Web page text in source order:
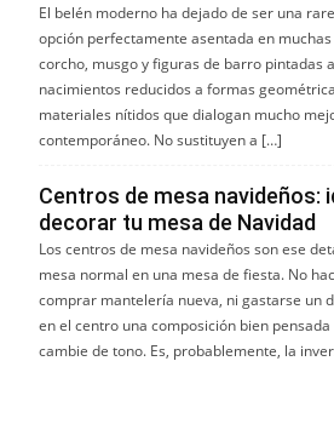
El belén moderno ha dejado de ser una
opción perfectamente asentada en
corcho, musgo y figuras de barro pintadas
nacimientos reducidos a formas
materiales nítidos que dialogan mucho
contemporáneo. No sustituyen a […]
Centros de mesa navideños:
decorar tu mesa de Navidad
Los centros de mesa navideños son ese
mesa normal en una mesa de fiesta. No
comprar mantelería nueva, ni gastarse un
en el centro una composición bien
cambie de tono. Es, probablemente, la